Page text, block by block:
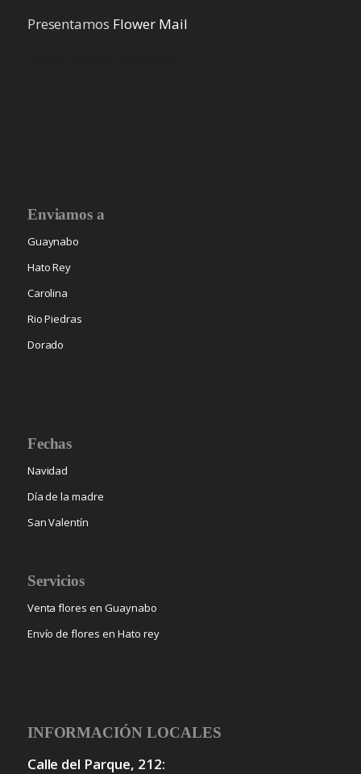
Presentamos Flower Mail
Enviamos a
Guaynabo
Hato Rey
Carolina
Rio Piedras
Dorado
Fechas
Navidad
Día de la madre
San Valentín
Servicios
Venta flores en Guaynabo
Envío de flores en Hato rey
INFORMACIÓN LOCALES
Calle del Parque, 212: